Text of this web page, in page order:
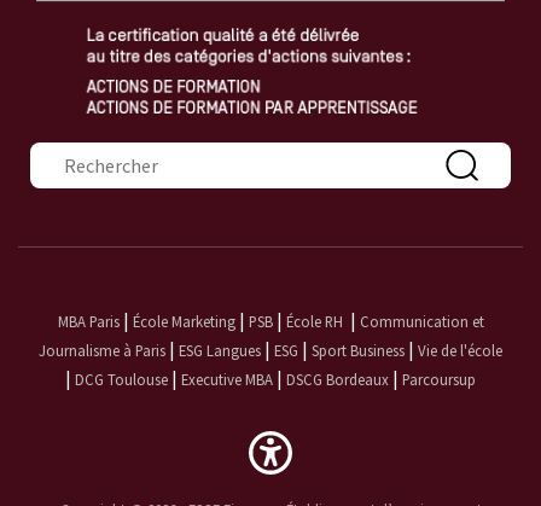
Formulaire de recherche
MBA Paris| École Marketing| PSB| École RH | Communication et
Journalisme à Paris | ESG Langues | ESG | Sport Business | Vie de l'école
| DCG Toulouse | Executive MBA | DSCG Bordeaux | Parcoursup